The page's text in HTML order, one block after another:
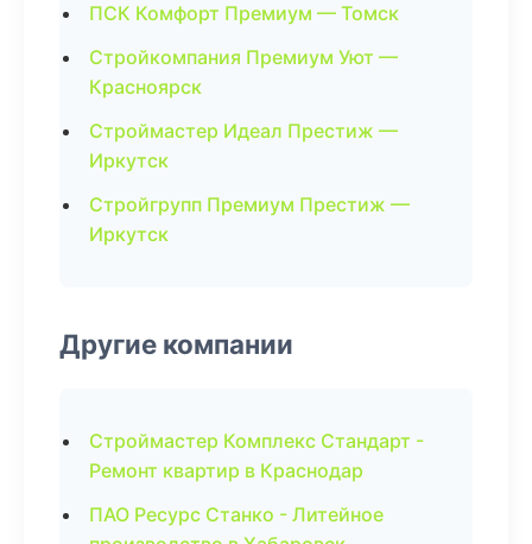
ПСК Комфорт Премиум — Томск
Стройкомпания Премиум Уют —
Красноярск
Строймастер Идеал Престиж —
Иркутск
Стройгрупп Премиум Престиж —
Иркутск
Другие компании
Строймастер Комплекс Стандарт -
Ремонт квартир в Краснодар
ПАО Ресурс Станко - Литейное